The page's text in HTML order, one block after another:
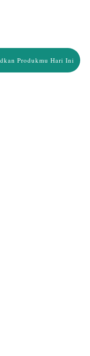
Produkmu Hari Ini